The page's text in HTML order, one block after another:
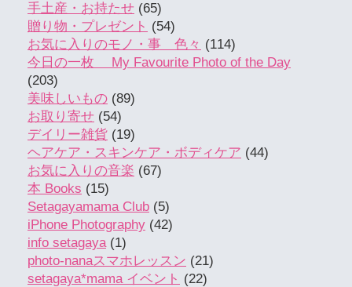
手土産・お持たせ (65)
贈り物・プレゼント (54)
お気に入りのモノ・事 色々 (114)
今日の一枚 My Favourite Photo of the Day
(203)
美味しいもの (89)
お取り寄せ (54)
デイリー雑貨 (19)
ヘアケア・スキンケア・ボディケア (44)
お気に入りの音楽 (67)
本 Books (15)
Setagayamama Club (5)
iPhone Photography (42)
info setagaya(1)
photo-nanaスマホレッスン (21)
setagaya*mama イベント (22)